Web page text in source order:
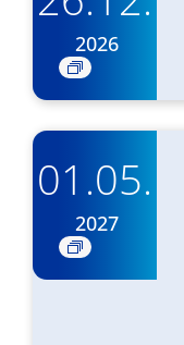
2026
01.05.
2027